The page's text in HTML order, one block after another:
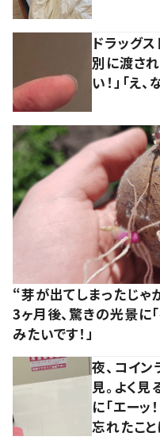
ドラッグ
別に渡さ
い！」「え、
“芽が出てしまったじ
3ヶ月後、驚きの光景に
みたいです！」
夜、コイ
見。よく
に「エーッ
忘れたこと